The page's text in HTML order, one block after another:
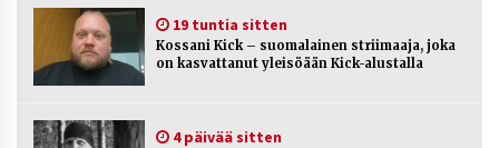
19 tuntia sitten
19 tuntia sitten
Kossani Kick – suomalainen striimaaja, joka
on kasvattanut yleisöään Kick-alustalla
4 päivää sitten